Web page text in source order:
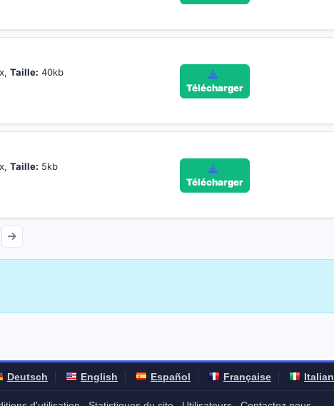
Taille: 40kb
Télécharger
Taille: 5kb
Télécharger
Deutsch English Español Française